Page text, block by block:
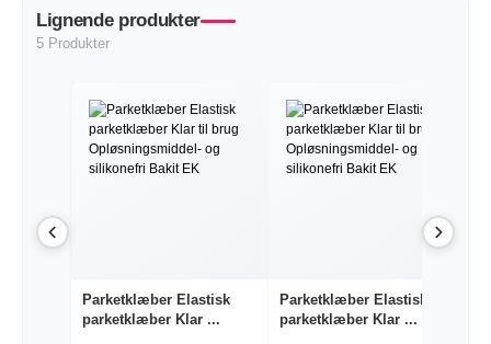
Lignende produkter
5 Produkter
Parketklæber Elastisk
parketklæber Klar ...
Parketklæber Elastisk
parketklæber Klar ...